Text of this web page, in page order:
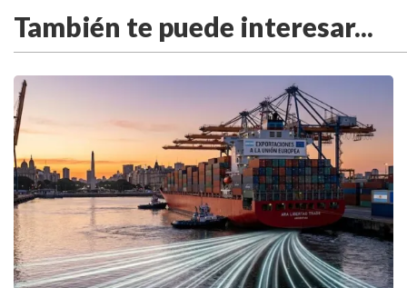
También te puede interesar...